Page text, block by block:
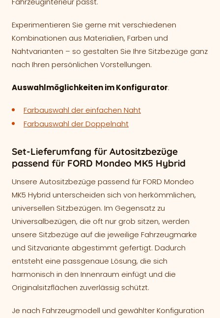
Experimentieren Sie gerne mit verschiedenen
Kombinationen aus Materialien, Farben und
Nahtvarianten – so gestalten Sie Ihre Sitzbezüge ganz
nach Ihren persönlichen Vorstellungen.
Auswahlmöglichkeiten im Konfigurator:
Farbauswahl der einfachen Naht
Farbauswahl der Doppelnaht
Set-Lieferumfang für Autositzbezüge
passend für FORD Mondeo MK5 Hybrid
Unsere Autositzbezüge passend für FORD Mondeo
MK5 Hybrid unterscheiden sich von herkömmlichen,
universellen Sitzbezügen. Im Gegensatz zu
Universalbezügen, die oft nur grob sitzen, werden
unsere Sitzbezüge auf die jeweilige Fahrzeugmarke
und Sitzvariante abgestimmt gefertigt. Dadurch
entsteht eine passgenaue Lösung, die sich
harmonisch in den Innenraum einfügt und die
Originalsitzflächen zuverlässig schützt.
Je nach Fahrzeugmodell und gewählter Konfiguration